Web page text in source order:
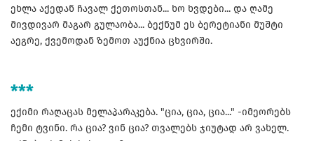
ეხლა აქედან ჩავალ ქეთოსთან... ხო ხვდები... და ღამე
მივდივარ მაგარ გულაობა... ბექნუმ ეს ბერეტიანი მუშტი
აეგრე, ქვემოდან ზემოთ აუქნია ცხვირში.
***
ექიმი რაღაცას მელაპარაკება. "ცია, ცია, ცია..." -იმეორებს
ჩემი ტვინი. რა ცია? ვინ ცია? თვალებს ჯიუტად არ ვახელ.